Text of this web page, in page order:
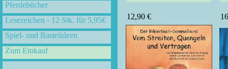
Pferdebücher
Lesezeichen - 12 Stk. für 5,95€
Spiel- und Bastelideen
Zum Einkauf
12,90 €